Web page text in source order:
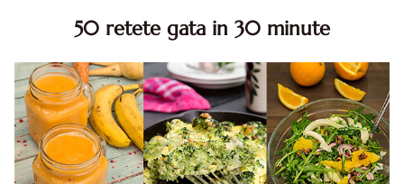
50 retete gata in 30 minute
minute. Retete rapide. Retete rapide de mancare. Idei
retete mancare rapid